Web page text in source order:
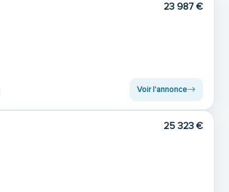
23 987 €
Voir l'annonce
25 323 €